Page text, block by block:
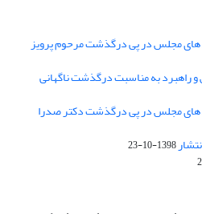
مجلس در پی درگذشت مرحوم پرویز
راهبرد به مناسبت درگذشت ناگهانی
مجلس در پی درگذشت دکتر صدرا
1398-10-23